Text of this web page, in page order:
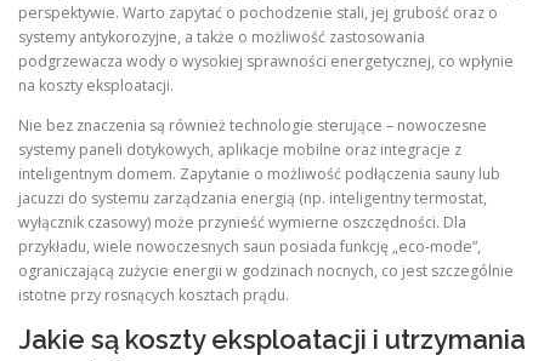
perspektywie. Warto zapytać o pochodzenie stali, jej grubość oraz o
systemy antykorozyjne, a także o możliwość zastosowania
podgrzewacza wody o wysokiej sprawności energetycznej, co wpłynie
na koszty eksploatacji.
Nie bez znaczenia są również technologie sterujące – nowoczesne
systemy paneli dotykowych, aplikacje mobilne oraz integracje z
inteligentnym domem. Zapytanie o możliwość podłączenia sauny lub
jacuzzi do systemu zarządzania energią (np. inteligentny termostat,
wyłącznik czasowy) może przynieść wymierne oszczędności. Dla
przykładu, wiele nowoczesnych saun posiada funkcję „eco‑mode”,
ograniczającą zużycie energii w godzinach nocnych, co jest szczególnie
istotne przy rosnących kosztach prądu.
Jakie są koszty eksploatacji i utrzymania